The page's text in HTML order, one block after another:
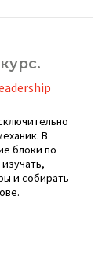
В
блоки по
и собирать